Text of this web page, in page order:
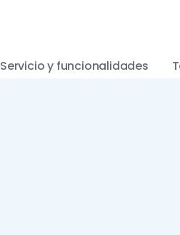
Servicio y funcionalidades